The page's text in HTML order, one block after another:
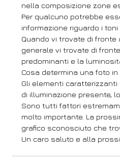
nella composizione zone
Per qualcuno potrebbe
informazione riguardo i
Quando vi trovate di
generale vi trovate di
predominanti e la
Cosa determina una foto
Gli elementi
di illuminazione presente,
Sono tutti fattori
molto importante. La
grafico sconosciuto che
Un caro saluto e alla